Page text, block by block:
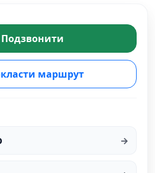
Подзвонити
маршрут